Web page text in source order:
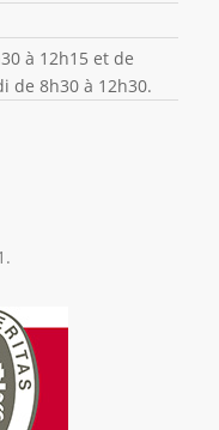
à 12h15 et de
de 8h30 à 12h30.